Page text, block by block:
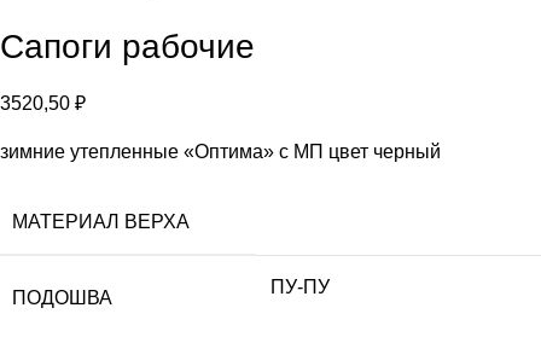
Сапоги рабочие
3520,50 ₽
зимние утепленные «Оптима» с МП цвет черный
МАТЕРИАЛ ВЕРХА
ПОДОШВА
ПУ-ПУ